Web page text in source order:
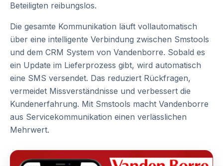
Beteiligten reibungslos.
Die gesamte Kommunikation läuft vollautomatisch
über eine intelligente Verbindung zwischen Smstools
und dem CRM System von Vandenborre. Sobald es
ein Update im Lieferprozess gibt, wird automatisch
eine SMS versendet. Das reduziert Rückfragen,
vermeidet Missverständnisse und verbessert die
Kundenerfahrung. Mit Smstools macht Vandenborre
aus Servicekommunikation einen verlässlichen
Mehrwert.